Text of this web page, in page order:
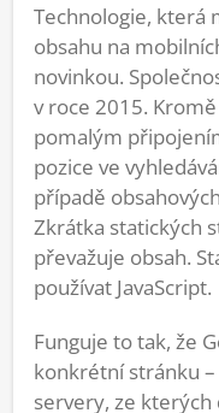
Technologie, která
obsahu na
novinkou.
v roce 2015.
pomalým
pozice ve
případě
Zkrátka statických
převažuje obsah.
používat JavaScript.
Funguje to tak, že
konkrétní stránku
servery, ze kterých